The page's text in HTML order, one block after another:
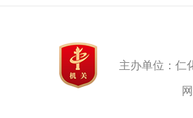
主办单位：仁